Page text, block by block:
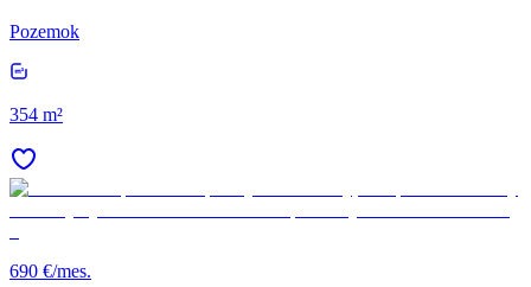
Pozemok
354 m²
690 €/mes.